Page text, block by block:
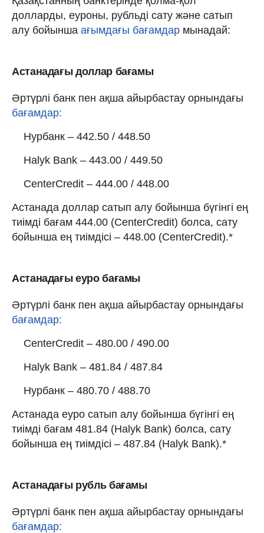
долларды, еуроны, рубльді сату және сатып
алу бойынша ағымдағы бағамдар мынадай:
Астанадағы доллар бағамы
Әртүрлі банк пен ақша айырбастау орнындағы
бағамдар:
Нурбанк – 442.50 / 448.50
Halyk Bank – 443.00 / 449.50
CenterCredit – 444.00 / 448.00
Астанада доллар сатып алу бойынша бүгінгі ең
тиімді бағам 444.00 (CenterCredit) болса, сату
бойынша ең тиімдісі – 448.00 (CenterCredit).*
Астанадағы еуро бағамы
Әртүрлі банк пен ақша айырбастау орнындағы
бағамдар:
CenterCredit – 480.00 / 490.00
Halyk Bank – 481.84 / 487.84
Нурбанк – 480.70 / 488.70
Астанада еуро сатып алу бойынша бүгінгі ең
тиімді бағам 481.84 (Halyk Bank) болса, сату
бойынша ең тиімдісі – 487.84 (Halyk Bank).*
Астанадағы рубль бағамы
Әртүрлі банк пен ақша айырбастау орнындағы
бағамдар: